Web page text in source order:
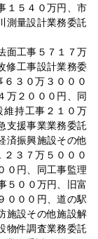
１５４０万円、市
測量設計業務委託
面工事５７１７万
修工事設計業務委
３０万３０００
万２０００円、同
持工事２１０万
支援事業業務委託
済振興施設その他
３７万５０００
０円、同工事監理
５００万円、旧富
０００円、道の駅
施設その他施設解
物件調査業務委託